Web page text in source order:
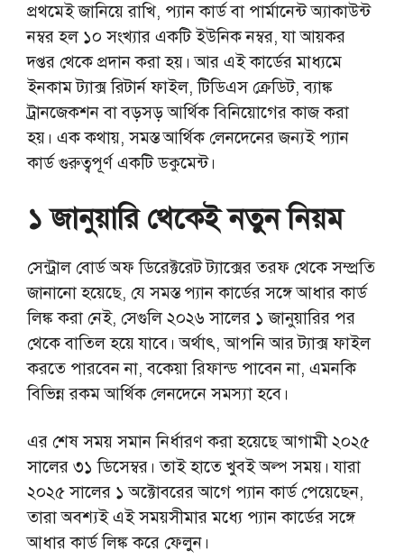
প্রথমেই জানিয়ে রাখি, প্যান কার্ড বা পার্মানেন্ট অ্যাকাউন্ট
নম্বর হল ১০ সংখ্যার একটি ইউনিক নম্বর, যা আয়কর
দপ্তর থেকে প্রদান করা হয়। আর এই কার্ডের মাধ্যমে
ইনকাম ট্যাক্স রিটার্ন ফাইল, টিডিএস ক্রেডিট, ব্যাঙ্ক
ট্রানজেকশন বা বড়সড় আর্থিক বিনিয়োগের কাজ করা
হয়। এক কথায়, সমস্ত আর্থিক লেনদেনের জন্যই প্যান
কার্ড গুরুত্বপূর্ণ একটি ডকুমেন্ট।
১ জানুয়ারি থেকেই নতুন নিয়ম
সেন্ট্রাল বোর্ড অফ ডিরেক্টরেট ট্যাক্সের তরফ থেকে সম্প্রতি
জানানো হয়েছে, যে সমস্ত প্যান কার্ডের সঙ্গে আধার কার্ড
লিঙ্ক করা নেই, সেগুলি ২০২৬ সালের ১ জানুয়ারির পর
থেকে বাতিল হয়ে যাবে। অর্থাৎ, আপনি আর ট্যাক্স ফাইল
করতে পারবেন না, বকেয়া রিফান্ড পাবেন না, এমনকি
বিভিন্ন রকম আর্থিক লেনদেনে সমস্যা হবে।
এর শেষ সময় সমান নির্ধারণ করা হয়েছে আগামী ২০২৫
সালের ৩১ ডিসেম্বর। তাই হাতে খুবই অল্প সময়। যারা
২০২৫ সালের ১ অক্টোবরের আগে প্যান কার্ড পেয়েছেন,
তারা অবশ্যই এই সময়সীমার মধ্যে প্যান কার্ডের সঙ্গে
আধার কার্ড লিঙ্ক করে ফেলুন।